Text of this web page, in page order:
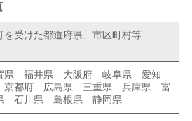
を受けた都道府県、市区町村等
県 福井県 大阪府 岐阜県 愛知
都府 広島県 三重県 兵庫県 富
石川県 島根県 静岡県